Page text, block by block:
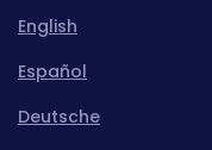
English
Español
Deutsche